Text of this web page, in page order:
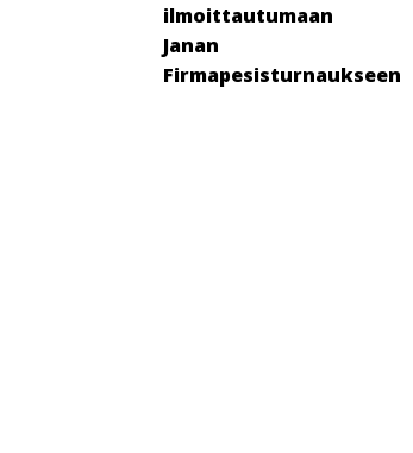
ilmoittautumaan
Janan
Firmapesisturnaukseen